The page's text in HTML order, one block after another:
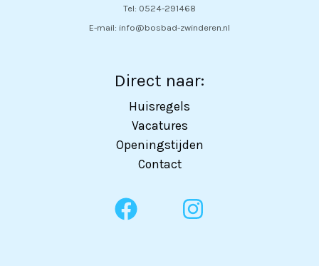
Tel: 0524-291468
E-mail: info@bosbad-zwinderen.nl
Direct naar:
Huisregels
Vacatures
Openingstijden
Contact